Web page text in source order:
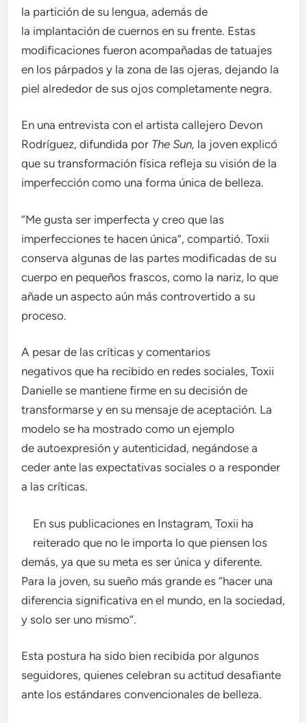
la partición de su lengua, además de
la implantación de cuernos en su frente. Estas
modificaciones fueron acompañadas de tatuajes
en los párpados y la zona de las ojeras, dejando la
piel alrededor de sus ojos completamente negra.
En una entrevista con el artista callejero Devon
Rodríguez, difundida por The Sun, la joven explicó
que su transformación física refleja su visión de la
imperfección como una forma única de belleza.
“Me gusta ser imperfecta y creo que las
imperfecciones te hacen única”, compartió. Toxii
conserva algunas de las partes modificadas de su
cuerpo en pequeños frascos, como la nariz, lo que
añade un aspecto aún más controvertido a su
proceso.
A pesar de las críticas y comentarios
negativos que ha recibido en redes sociales, Toxii
Danielle se mantiene firme en su decisión de
transformarse y en su mensaje de aceptación. La
modelo se ha mostrado como un ejemplo
de autoexpresión y autenticidad, negándose a
ceder ante las expectativas sociales o a responder
a las críticas.
En sus publicaciones en Instagram, Toxii ha
reiterado que no le importa lo que piensen los
demás, ya que su meta es ser única y diferente.
Para la joven, su sueño más grande es “hacer una
diferencia significativa en el mundo, en la sociedad,
y solo ser uno mismo”.
Esta postura ha sido bien recibida por algunos
seguidores, quienes celebran su actitud desafiante
ante los estándares convencionales de belleza.